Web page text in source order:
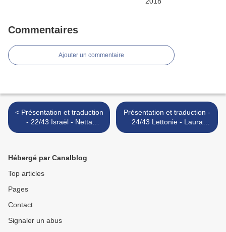
Commentaires
Ajouter un commentaire
< Présentation et traduction
- 22/43 Israël - Netta
Barzilai - Toy
Présentation et traduction -
24/43 Lettonie - Laura
Rizzotto - Funny girl >
Hébergé par Canalblog
Top articles
Pages
Contact
Signaler un abus